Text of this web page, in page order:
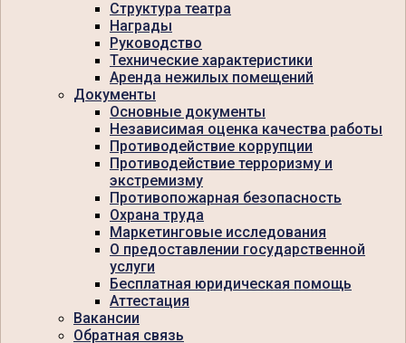
Структура театра
Награды
Руководство
Технические характеристики
Аренда нежилых помещений
Документы
Основные документы
Независимая оценка качества работы
Противодействие коррупции
Противодействие терроризму и
экстремизму
Противопожарная безопасность
Охрана труда
Маркетинговые исследования
О предоставлении государственной
услуги
Бесплатная юридическая помощь
Аттестация
Вакансии
Обратная связь